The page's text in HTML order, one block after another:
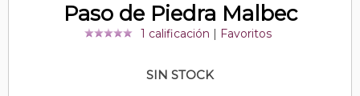
Paso de Piedra Malbec
1 calificación Favoritos
SIN STOCK